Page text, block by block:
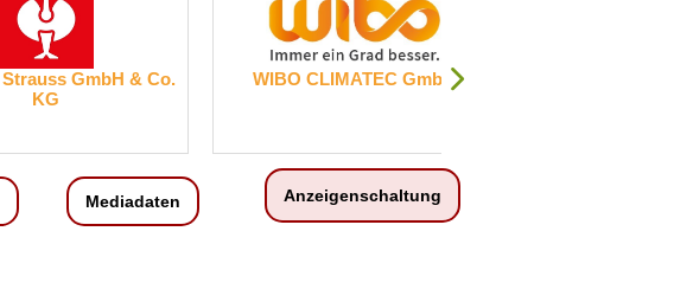
WIBO CLIMATEC GmbH
RINGANA Logistics Germany
Mediadaten Anzeigenschaltung